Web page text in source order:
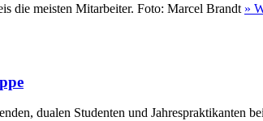
die meisten Mitarbeiter. Foto: Marcel Brandt »
dualen Studenten und Jahrespraktikanten